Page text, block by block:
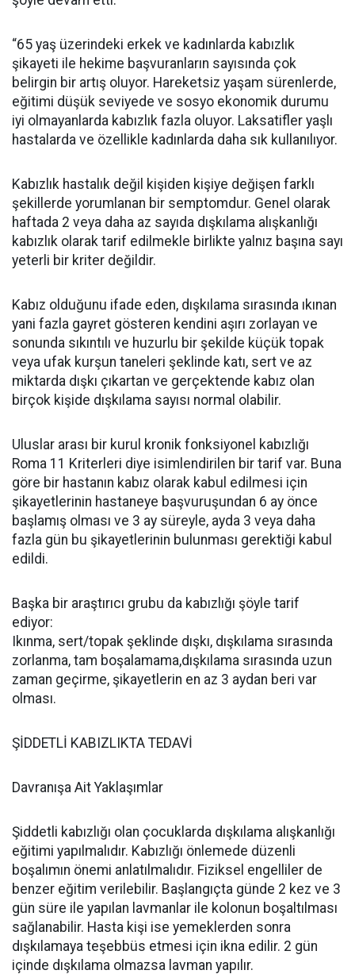
“65 yaş üzerindeki erkek ve kadınlarda kabızlık
şikayeti ile hekime başvuranların sayısında çok
belirgin bir artış oluyor. Hareketsiz yaşam sürenlerde,
eğitimi düşük seviyede ve sosyo ekonomik durumu
iyi olmayanlarda kabızlık fazla oluyor. Laksatifler yaşlı
hastalarda ve özellikle kadınlarda daha sık kullanılıyor.
Kabızlık hastalık değil kişiden kişiye değişen farklı
şekillerde yorumlanan bir semptomdur. Genel olarak
haftada 2 veya daha az sayıda dışkılama alışkanlığı
kabızlık olarak tarif edilmekle birlikte yalnız başına sayı
yeterli bir kriter değildir.
Kabız olduğunu ifade eden, dışkılama sırasında ıkınan
yani fazla gayret gösteren kendini aşırı zorlayan ve
sonunda sıkıntılı ve huzurlu bir şekilde küçük topak
veya ufak kurşun taneleri şeklinde katı, sert ve az
miktarda dışkı çıkartan ve gerçektende kabız olan
birçok kişide dışkılama sayısı normal olabilir.
Uluslar arası bir kurul kronik fonksiyonel kabızlığı
Roma 11 Kriterleri diye isimlendirilen bir tarif var. Buna
göre bir hastanın kabız olarak kabul edilmesi için
şikayetlerinin hastaneye başvuruşundan 6 ay önce
başlamış olması ve 3 ay süreyle, ayda 3 veya daha
fazla gün bu şikayetlerinin bulunması gerektiği kabul
edildi.
Başka bir araştırıcı grubu da kabızlığı şöyle tarif
ediyor:
Ikınma, sert/topak şeklinde dışkı, dışkılama sırasında
zorlanma, tam boşalamama,dışkılama sırasında uzun
zaman geçirme, şikayetlerin en az 3 aydan beri var
olması.
ŞİDDETLİ KABIZLIKTA TEDAVİ
Davranışa Ait Yaklaşımlar
Şiddetli kabızlığı olan çocuklarda dışkılama alışkanlığı
eğitimi yapılmalıdır. Kabızlığı önlemede düzenli
boşalımın önemi anlatılmalıdır. Fiziksel engelliler de
benzer eğitim verilebilir. Başlangıçta günde 2 kez ve 3
gün süre ile yapılan lavmanlar ile kolonun boşaltılması
sağlanabilir. Hasta kişi ise yemeklerden sonra
dışkılamaya teşebbüs etmesi için ikna edilir. 2 gün
içinde dışkılama olmazsa lavman yapılır.